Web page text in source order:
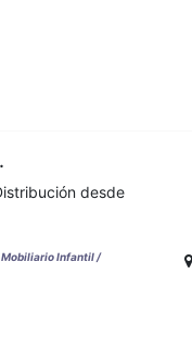
desde
Infantil /